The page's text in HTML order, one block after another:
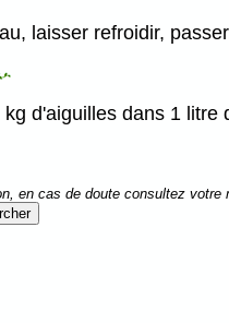
laisser refroidir,
kg d'aiguilles dans 1
en cas de doute consultez votre